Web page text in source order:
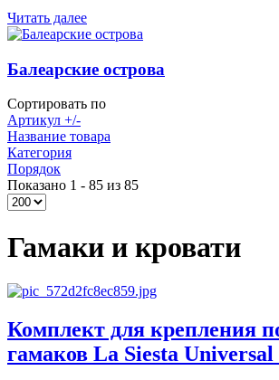
Читать далее
Балеарские острова
Сортировать по
Артикул +/-
Название товара
Категория
Порядок
Показано 1 - 85 из 85
Гамаки и кровати
Комплект для крепления
гамаков La Siesta